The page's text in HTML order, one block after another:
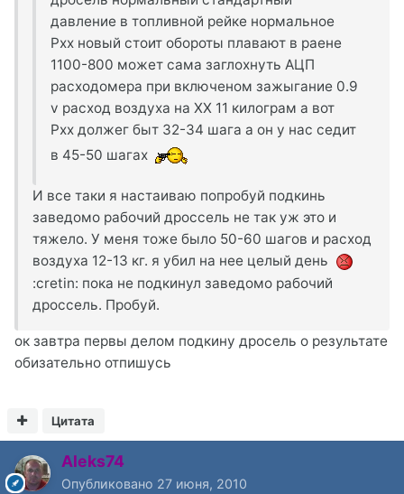
давление в топливной рейке нормальное
Pxx новый стоит обороты плавают в раене
1100-800 может сама заглохнуть АЦП
расходомера при включеном зажыгание 0.9
v расход воздуха на ХХ 11 килограм а вот
Рхх должег быт 32-34 шага а он у нас седит
в 45-50 шагах
И все таки я настаиваю попробуй подкинь
заведомо рабочий дроссель не так уж это и
тяжело. У меня тоже было 50-60 шагов и расход
воздуха 12-13 кг. я убил на нее целый день
:cretin: пока не подкинул заведомо рабочий
дроссель. Пробуй.
ок завтра первы делом подкину дросель о результате
обизательно отпишусь
Цитата
Aleks74
Опубликовано 27 июня, 2010